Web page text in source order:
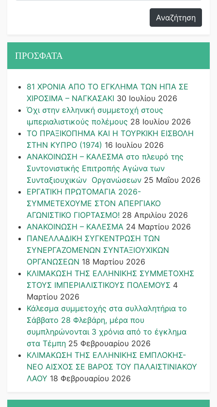
ΠΡΟΣΦΑΤΑ
81 ΧΡΟΝΙΑ ΑΠΟ ΤΟ ΕΓΚΛΗΜΑ ΤΩΝ ΗΠΑ ΣΕ
ΧΙΡΟΣΙΜΑ – ΝΑΓΚΑΣΑΚΙ 30 Ιουλίου 2026
Όχι στην ελληνική συμμετοχή στους
ιμπεριαλιστικούς πολέμους 28 Ιουλίου 2026
ΤΟ ΠΡΑΞΙΚΟΠΗΜΑ ΚΑΙ H ΤΟΥΡΚΙΚΗ ΕΙΣΒΟΛΗ
ΣΤΗΝ ΚΥΠΡΟ (1974) 16 Ιουλίου 2026
ΑΝΑΚΟΙΝΩΣΗ – ΚΑΛΕΣΜΑ στο πλευρό της
Συντονιστικής Επιτροπής Αγώνα των
Συνταξιουχικών Οργανώσεων 25 Μαΐου 2026
ΕΡΓΑΤΙΚΗ ΠΡΩΤΟΜΑΓΙΑ 2026-
ΣΥΜΜΕΤΕΧΟΥΜΕ ΣΤΟΝ ΑΠΕΡΓΙΑΚΟ
ΑΓΩΝΙΣΤΙΚΟ ΓΙΟΡΤΑΣΜΟ! 28 Απριλίου 2026
ΑΝΑΚΟΙΝΩΣΗ – ΚΑΛΕΣΜΑ 24 Μαρτίου 2026
ΠΑΝΕΛΛΑΔΙΚΗ ΣΥΓΚΕΝΤΡΩΣΗ ΤΩΝ
ΣΥΝΕΡΓΑΖΟΜΕΝΩΝ ΣΥΝΤΑΞΙΟΥΧΙΚΩΝ
ΟΡΓΑΝΩΣΕΩΝ 18 Μαρτίου 2026
ΚΛΙΜΑΚΩΣΗ ΤΗΣ ΕΛΛΗΝΙΚΗΣ ΣΥΜΜΕΤΟΧΗΣ
ΣΤΟΥΣ ΙΜΠΕΡΙΑΛΙΣΤΙΚΟΥΣ ΠΟΛΕΜΟΥΣ 4
Μαρτίου 2026
Κάλεσμα συμμετοχής στα συλλαλητήρια το
Σάββατο 28 Φλεβάρη, μέρα που
συμπληρώνονται 3 χρόνια από το έγκλημα
στα Τέμπη 25 Φεβρουαρίου 2026
ΚΛΙΜΑΚΩΣΗ ΤΗΣ ΕΛΛΗΝΙΚΗΣ ΕΜΠΛΟΚΗΣ-
ΝΕΟ ΑΙΣΧΟΣ ΣΕ ΒΑΡΟΣ ΤΟΥ ΠΑΛΑΙΣΤΙΝΙΑΚΟΥ
ΛΑΟΥ 18 Φεβρουαρίου 2026